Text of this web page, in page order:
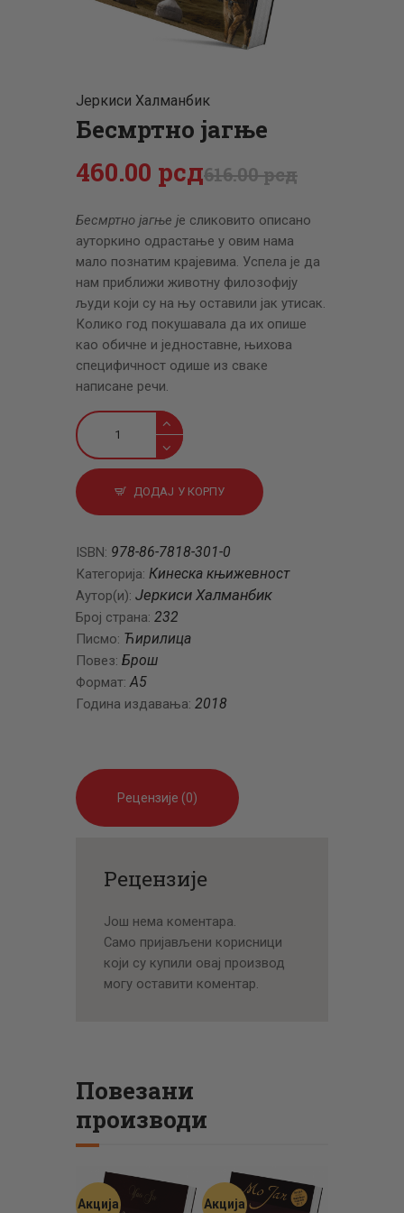
ЦЕНОВНИК
Јеркиси Халманбик
Бесмртно јагње
616.00рсд
460.00 рсд
Бесмртно јагње је сликовито описано
ауторкино одрастање у овим нама
мало познатим крајевима. Успела је да
нам приближи животну филозофију
људи који су на њу оставили јак утисак.
Колико год покушавала да их опише
као обичне и једноставне, њихова
специфичност одише из сваке
написане речи.
Бесмртно
јагње
количина
ДОДАЈ У КОРПУ
ISBN: 978-86-7818-301-0
Категорија: Кинеска књижевност
Аутор(и): Јеркиси Халманбик
Број страна: 232
Писмо: Ћирилица
Повез: Брош
Формат:A5
Година издавања: 2018
Рецензије (0)
Рецензије
Још нема коментара.
Само пријављени корисници
који су купили овај производ
могу оставити коментар.
Повезани
производи
Акција Акција